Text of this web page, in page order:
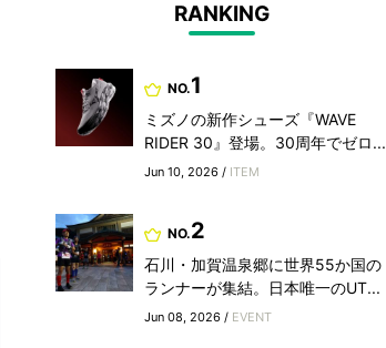
RANKING
NO.1
ミズノの新作シューズ『WAVE
RIDER 30』登場。30周年でゼロ...
Jun 10, 2026 / ITEM
NO.2
石川・加賀温泉郷に世界55か国の
ランナーが集結。日本唯一のUT...
Jun 08, 2026 / EVENT